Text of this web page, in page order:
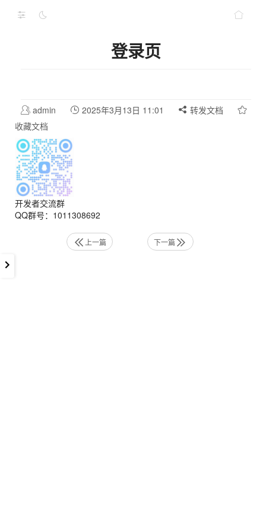
登录页
admin 2025年3月13日 11:01
转发文档
收藏文档
开发者交流群
QQ群号：1011308692
上一篇 下一篇